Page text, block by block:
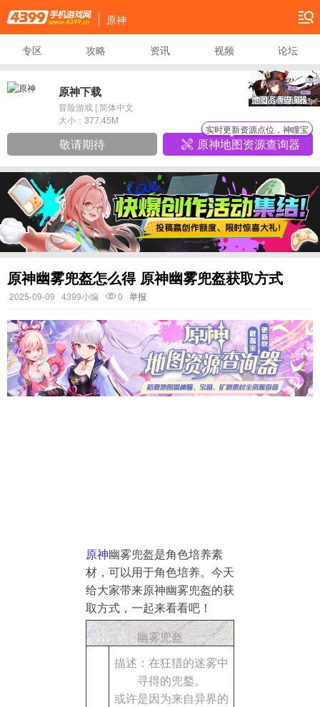
4399手机游戏网
原神
导航
专区 攻略 资讯 视频 论坛
原神下载
冒险游戏 | 简体中文
大小： 377.45M
敬请期待 原神地图资源查询器
实时更新资源点位，神瞳宝
原神幽雾兜盔怎么得 原神幽雾兜盔获取方式
2025-09-09 4399小编 0 举报
原神幽雾兜盔是角色培养素
材，可以用于角色培养。今天
给大家带来原神幽雾兜盔的获
取方式，一起来看看吧！
幽雾兜盔
描述：在狂猎的迷雾中
寻得的兜鍪。
或许是因为来自异界的